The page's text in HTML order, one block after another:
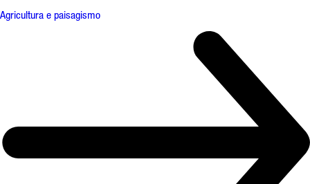
Agricultura e paisagismo